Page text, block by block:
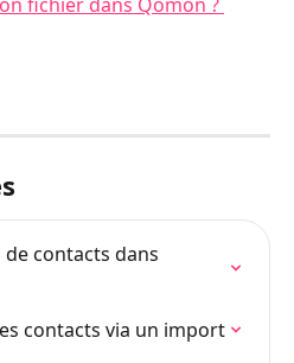
contacts dans
contacts via un import